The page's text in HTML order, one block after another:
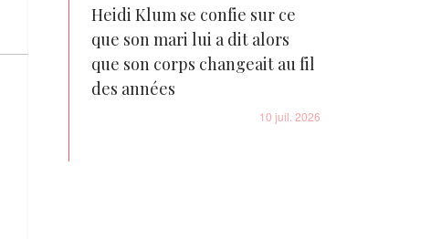
Heidi Klum se confie sur ce
que son mari lui a dit alors
que son corps changeait au fil
des années
10 juil. 2026